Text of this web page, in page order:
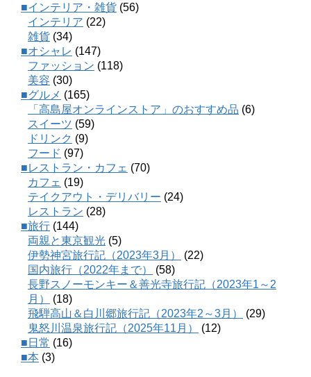
■インテリア・雑貨 (56)
インテリア (22)
雑貨 (34)
■オシャレ (147)
ファッション (118)
美容 (30)
■グルメ (165)
「高島屋オンラインストア」のおすすめ品 (6)
スイーツ (59)
ドリンク (9)
フード (97)
■レストラン・カフェ (70)
カフェ (19)
テイクアウト・デリバリー (24)
レストラン (28)
■旅行 (144)
両親と東京観光 (5)
伊勢神宮旅行記（2023年3月）
(22)
国内旅行（2022年まで）
(58)
長野スノーモンキー＆善光寺旅行記（2023年1～2
月）
(18)
飛騨高山＆白川郷旅行記（2023年2～3月）
(29)
鬼怒川温泉旅行記（2025年11月）
(12)
■日常 (16)
■本 (3)